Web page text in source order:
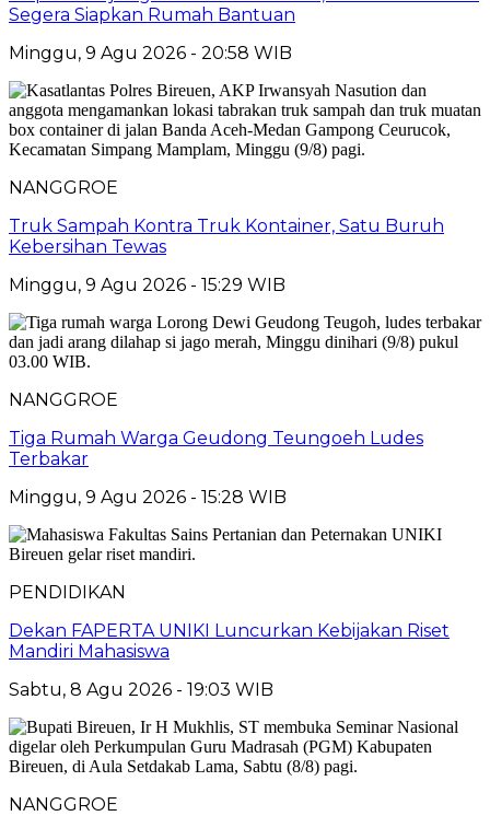
Segera Siapkan Rumah Bantuan
Minggu, 9 Agu 2026 - 20:58 WIB
NANGGROE
Truk Sampah Kontra Truk Kontainer, Satu Buruh
Kebersihan Tewas
Minggu, 9 Agu 2026 - 15:29 WIB
NANGGROE
Tiga Rumah Warga Geudong Teungoeh Ludes
Terbakar
Minggu, 9 Agu 2026 - 15:28 WIB
PENDIDIKAN
Dekan FAPERTA UNIKI Luncurkan Kebijakan Riset
Mandiri Mahasiswa
Sabtu, 8 Agu 2026 - 19:03 WIB
NANGGROE